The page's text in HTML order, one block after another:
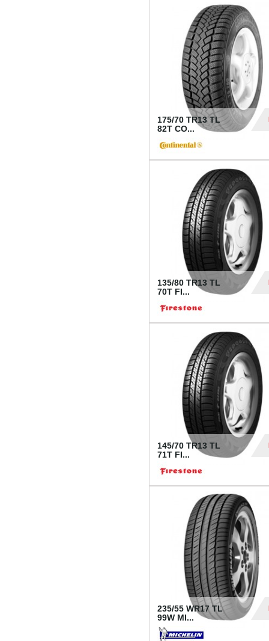
175/70 TR13 TL
82T CO...
135/80 TR13 TL
70T FI...
145/70 TR13 TL
71T FI...
235/55 WR17 TL
99W MI...